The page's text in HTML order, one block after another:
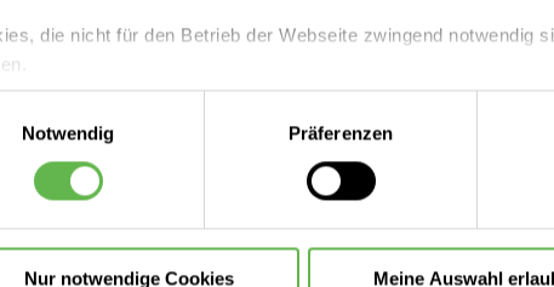
die nicht für den Betrieb der Webseite zwingend notwendig
Ihnen frei, unsere Seite mit nur den notwendigen Cookies
notwendigen Cookies zu treffen oder durch Auswahl von „Alle
Ihre Auswahlentscheidung können Sie jederzeit ändern
Notwendig
Präferenzen
Nur notwendige Cookies Meine Auswahl
Jahrelang quälen Hans Munny
bringen keinen Erfolg. Helfen
wenigen Medizinern
Jetzt lesen
Rückenschmerzen
Erfahrungsbericht